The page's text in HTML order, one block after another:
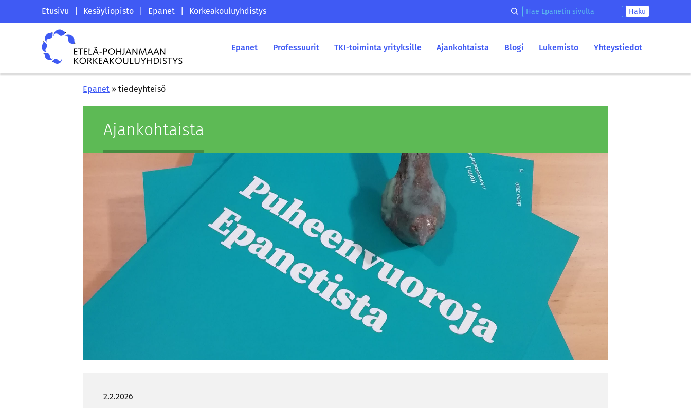
Etelä-
Pohjanmaan
korkeakouluyhdistyksen
saapumissivu
Etusivu Kesäyliopisto Epanet Korkeakouluyhdistys Hae epanetin sivulta Haku
Etelä-
Pohjanmaan
korkeakouluyhdistys
Epanet Professuurit TKI-toiminta yrityksille Ajankohtaista Blogi Lukemisto Yhteystiedot
Epanet »tiedeyhteisö
Ajan­koh­tais­ta
2.2.2026